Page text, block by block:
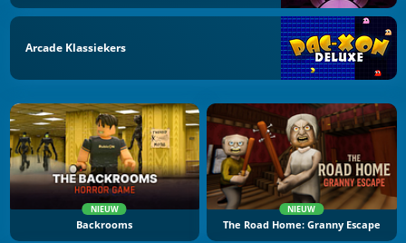
Arcade Klassiekers
NIEUW
Backrooms
NIEUW
The Road Home: Granny Escape